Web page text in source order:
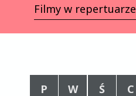
Filmy w repertuarze
P W Ś C